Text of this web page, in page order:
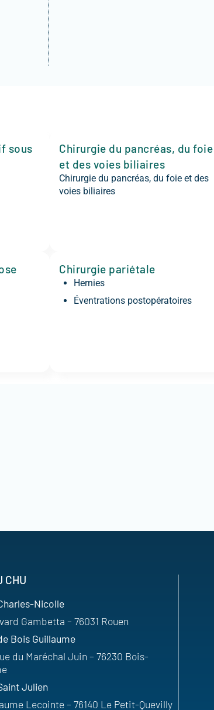
sous
Chirurgie du pancréas, du foie
et des voies biliaires
Chirurgie du pancréas, du foie et des
voies biliaires
Chirurgie pariétale
Hernies
Éventrations postopératoires
CHU
Nicolle
Gambetta – 76031 Rouen
Bois Guillaume
du Maréchal Juin – 76230 Bois-
Julien
Lecointe – 76140 Le Petit-Quevilly